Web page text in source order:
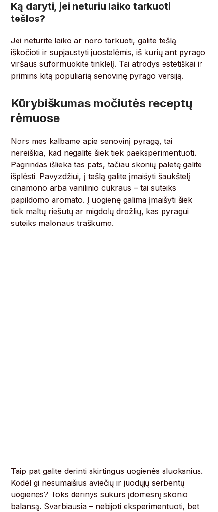
Ką daryti, jei neturiu laiko tarkuoti
tešlos?
Jei neturite laiko ar noro tarkuoti, galite tešlą
iškočioti ir supjaustyti juostelėmis, iš kurių ant pyrago
viršaus suformuokite tinklelį. Tai atrodys estetiškai ir
primins kitą populiarią senovinę pyrago versiją.
Kūrybiškumas močiutės receptų
rėmuose
Nors mes kalbame apie senovinį pyragą, tai
nereiškia, kad negalite šiek tiek paeksperimentuoti.
Pagrindas išlieka tas pats, tačiau skonių paletę galite
išplėsti. Pavyzdžiui, į tešlą galite įmaišyti šaukštelį
cinamono arba vanilinio cukraus – tai suteiks
papildomo aromato. Į uogienę galima įmaišyti šiek
tiek maltų riešutų ar migdolų drožlių, kas pyragui
suteiks malonaus traškumo.
Taip pat galite derinti skirtingus uogienės sluoksnius.
Kodėl gi nesumaišius aviečių ir juodųjų serbentų
uogienės? Toks derinys sukurs įdomesnį skonio
balansą. Svarbiausia – nebijoti eksperimentuoti, bet